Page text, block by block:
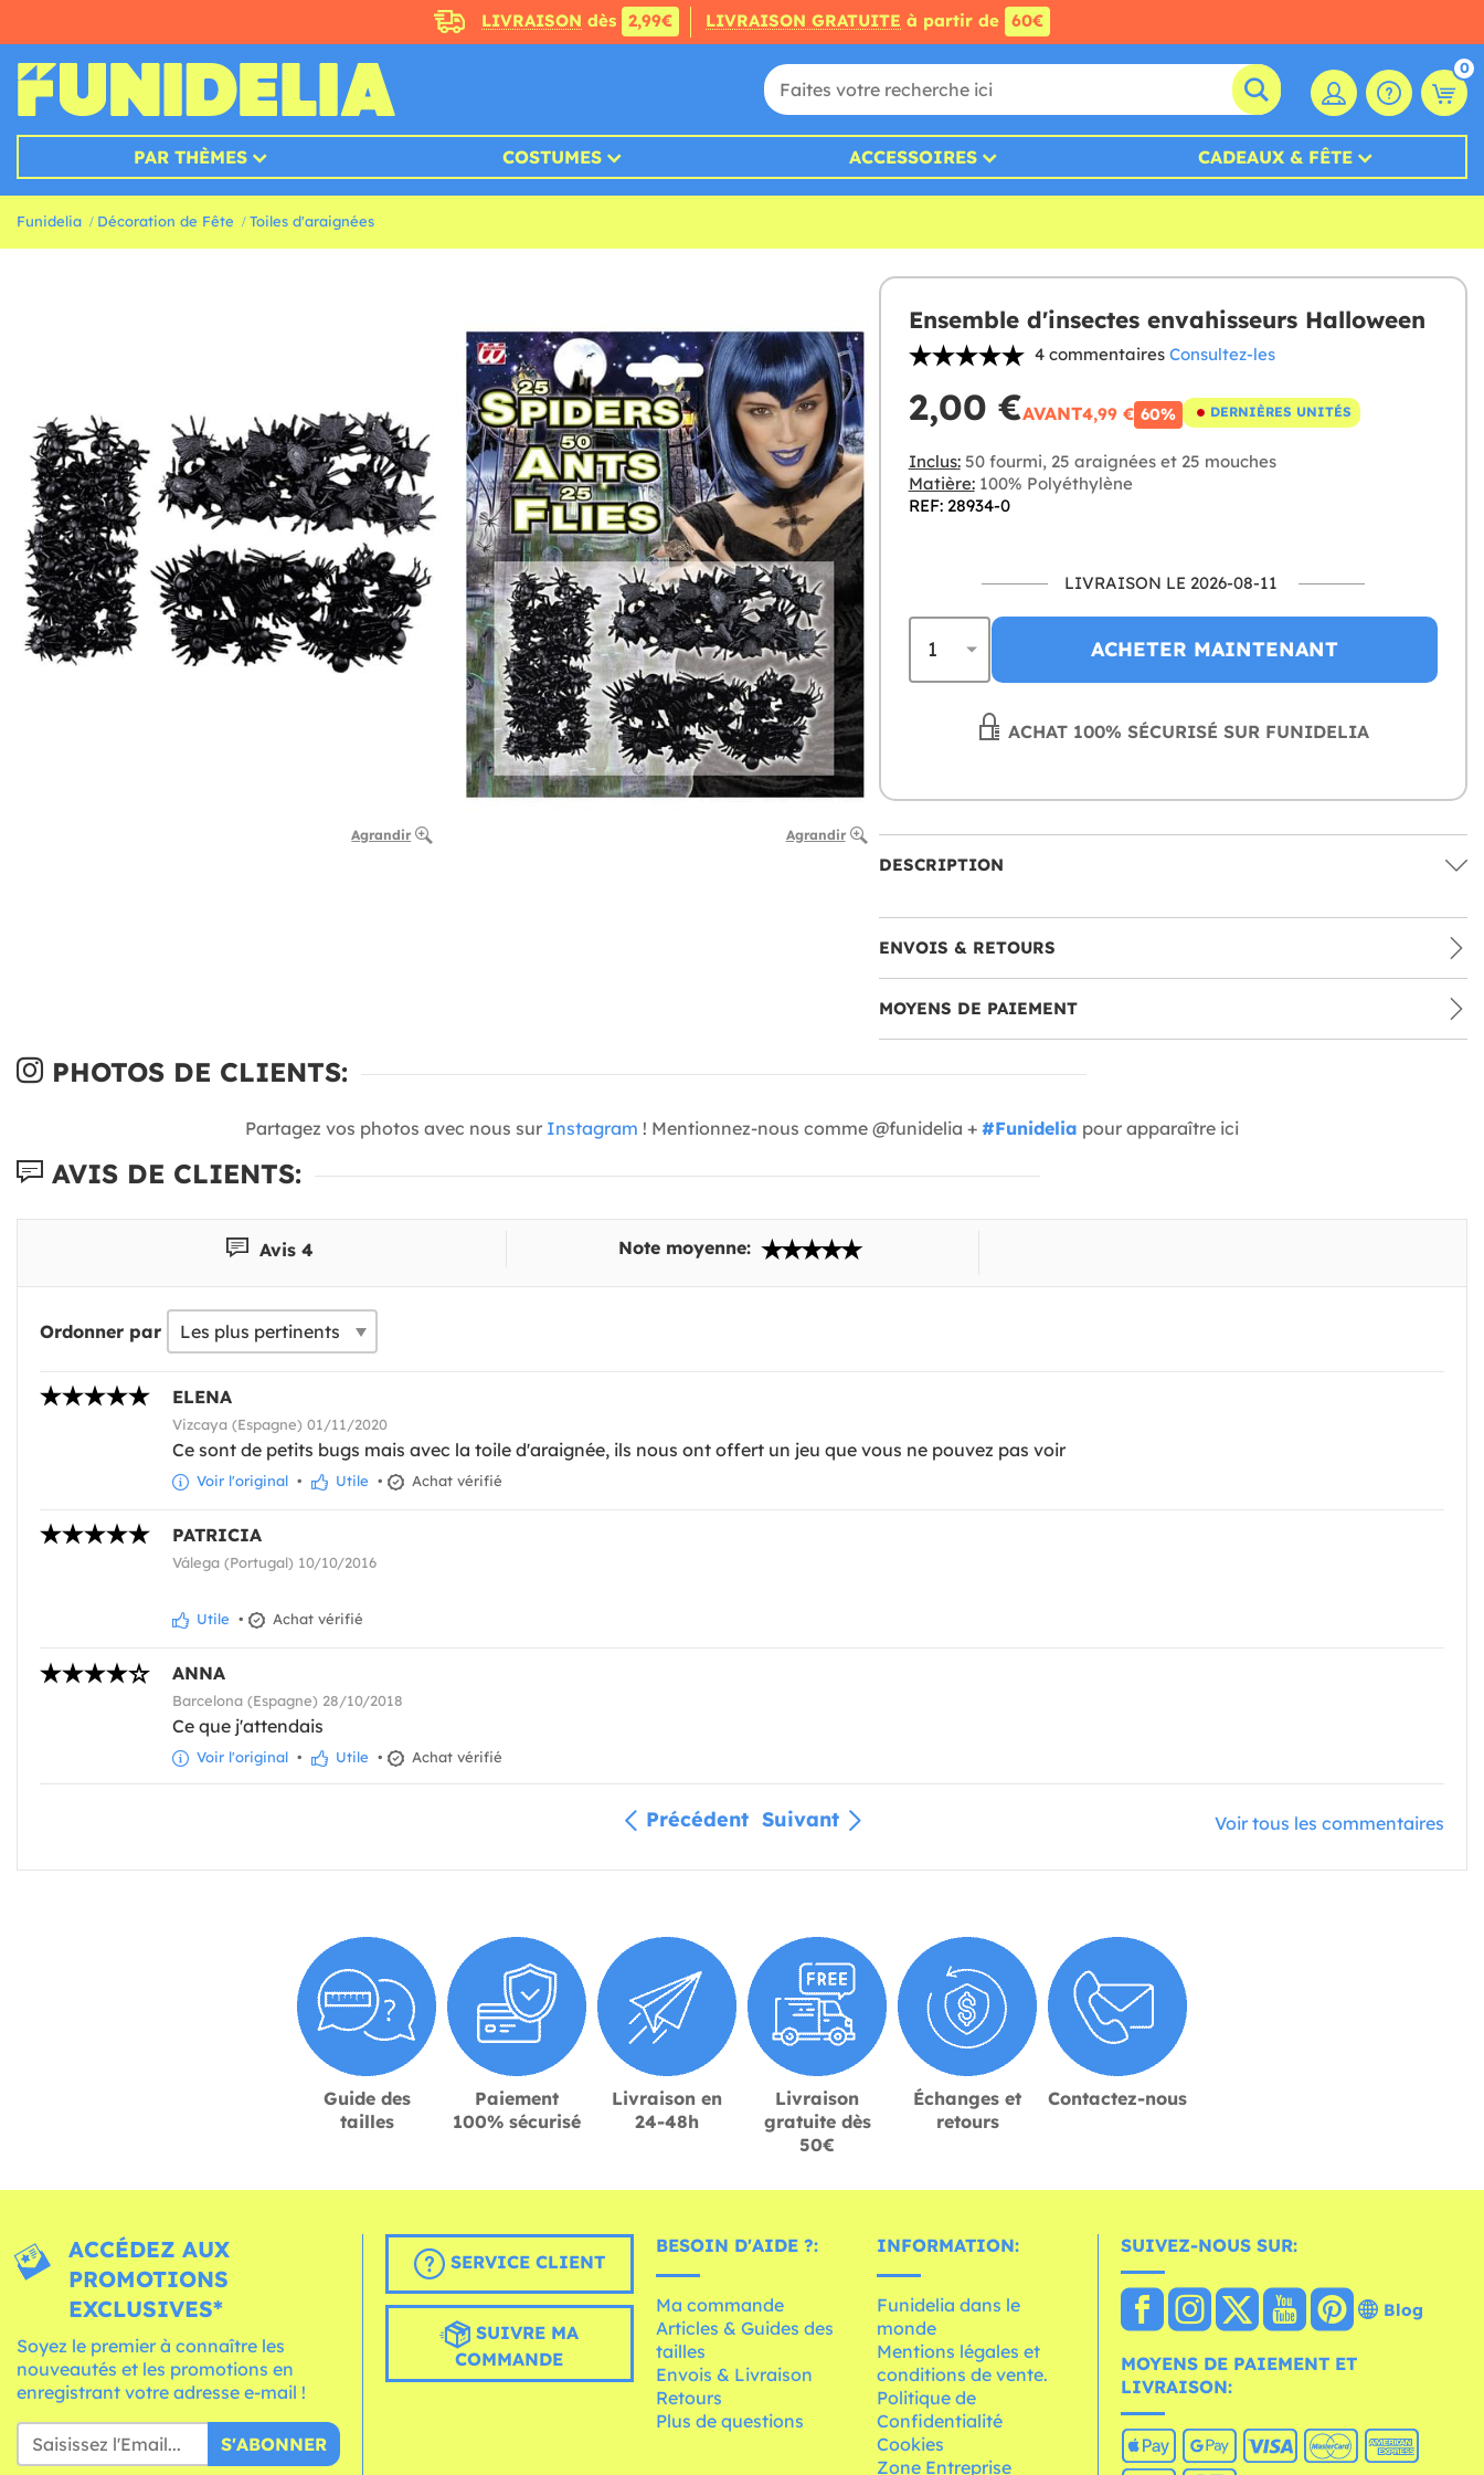
LIVRAISON dès 2,99€ LIVRAISON GRATUITE à partir de 60€
0
PAR THÈMES COSTUMES ACCESSOIRES CADEAUX & FÊTE
Funidelia Décoration de Fête Toiles d'araignées
Agrandir Agrandir
Ensemble d'insectes envahisseurs Halloween
4 commentaires Consultez-les
2,00 €AVANT4,99 € 60% DERNIÈRES UNITÉS
Inclus:50 fourmi, 25 araignées et 25 mouches
Matière:100% Polyéthylène
REF: 28934-0
LIVRAISON LE 2026-08-11
ACHETER MAINTENANT
ACHAT 100% SÉCURISÉ SUR FUNIDELIA
DESCRIPTION
ENVOIS & RETOURS
MOYENS DE PAIEMENT
PHOTOS DE CLIENTS:
Partagez vos photos avec nous sur Instagram ! Mentionnez-nous comme @funidelia + #Funidelia pour apparaître ici
AVIS DE CLIENTS:
Avis 4 Note moyenne:
Ordonner par
ELENA
Vizcaya (Espagne) 01/11/2020
Ce sont de petits bugs mais avec la toile d'araignée, ils nous ont offert un jeu que vous ne pouvez pas voir
Voir l'original • Utile • Achat vérifié
PATRICIA
Válega (Portugal) 10/10/2016
Utile • Achat vérifié
ANNA
Barcelona (Espagne) 28/10/2018
Ce que j'attendais
Voir l'original • Utile • Achat vérifié
Précédent Suivant Voir tous les commentaires
Guide des
tailles
Paiement
100% sécurisé
Livraison en
24-48h
Livraison
gratuite dès
50€
Échanges et
retours
Contactez-nous
ACCÉDEZ AUX
PROMOTIONS
EXCLUSIVES*
Soyez le premier à connaître les
nouveautés et les promotions en
enregistrant votre adresse e-mail !
S'ABONNER
SERVICE CLIENT
SUIVRE MA
COMMANDE
BESOIN D'AIDE ?:
Ma commande
Articles & Guides des
tailles
Envois & Livraison
Retours
Plus de questions
INFORMATION:
Funidelia dans le
monde
Mentions légales et
conditions de vente.
Politique de
Confidentialité
Cookies
Zone Entreprise
SUIVEZ-NOUS SUR:
Blog
MOYENS DE PAIEMENT ET
LIVRAISON: